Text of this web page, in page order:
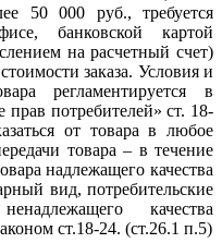
50 000 руб., требуется
банковской картой
на расчетный счет)
заказа. Условия и
регламентируется в
прав потребителей» ст. 18-
от товара в любое
товара – в течение
надлежащего качества
вид, потребительские
качества
ст.18-24. (ст.26.1 п.5)